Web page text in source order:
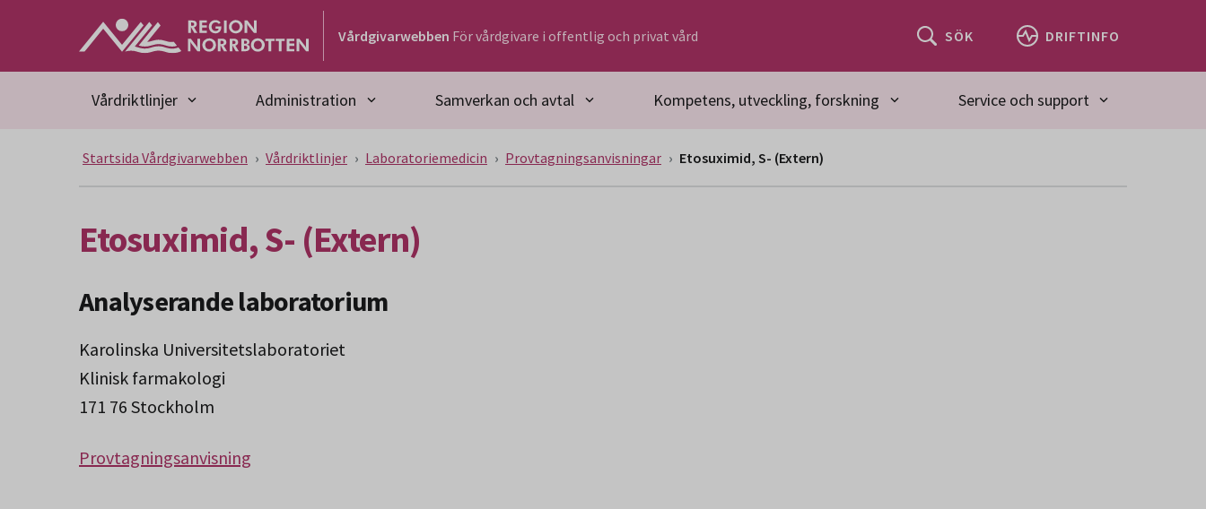
Gå till huvudmeny
Gå till övergripande innehåll
Vårdgivarwebben För vårdgivare i offentlig och privat vård SÖK DRIFTINFO
Vårdriktlinjer Administration Samverkan och avtal Kompetens, utveckling, forskning Service och support
Startsida Vårdgivarwebben Vårdriktlinjer Laboratoriemedicin Provtagningsanvisningar Etosuximid, S- (Extern)
Etosuximid, S- (Extern)
Analyserande laboratorium
Karolinska Universitetslaboratoriet
Klinisk farmakologi
171 76 Stockholm
Provtagningsanvisning